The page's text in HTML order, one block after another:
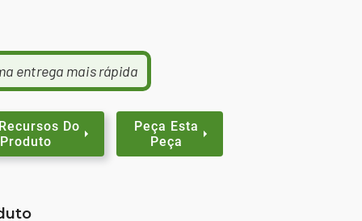
entrega mais rápida
Do
Produto
Peça Esta
Peça